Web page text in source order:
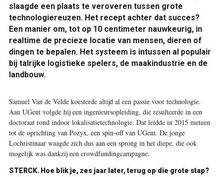
slaagde een plaats te veroveren tussen grote
technologiereuzen. Het recept achter dat succes?
Een manier om, tot op 10 centimeter nauwkeurig, in
realtime de precieze locatie van mensen, dieren of
dingen te bepalen. Het systeem is intussen al populair
bij talrijke logistieke spelers, de maakindustrie en de
landbouw.
Samuel Van de Velde koesterde altijd al een passie voor technologie.
Aan UGent volgde hij een ingenieursopleiding, die resulteerde in een
doctoraat rond indoor lokalisatietechnologie. Dat leidde in 2015 meteen
tot de oprichting van Pozyx, een spin-off van UGent. De jonge
Lochristinaar waagde zich dus aan een sprong in het diepe, die ook
mogelijk was dankzij een crowdfundingcampagne.
STERCK. Hoe blik je, zes jaar later, terug op die grote stap?